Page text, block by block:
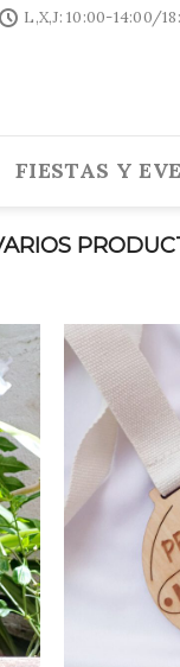
L,X,J: 10:00-14:00/
FIESTAS Y